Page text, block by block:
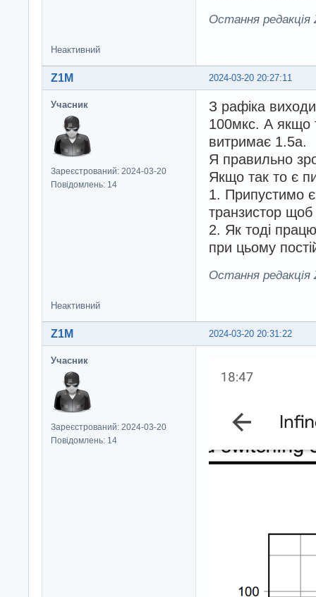
Остання редакція
Неактивний
2024-03-20 20:27:11
Z1M
Учасник
Зареєстрований: 2024-03-20
Повідомлень: 14
З рафіка
100мкс. А якщо
витримає 1.5а.
Я правильно
Якщо так то є
1. Припустимо є
транзистор
2. Як тоді
при цьому
Остання редакція
Неактивний
2024-03-20 20:31:22
Z1M
Учасник
Зареєстрований: 2024-03-20
Повідомлень: 14